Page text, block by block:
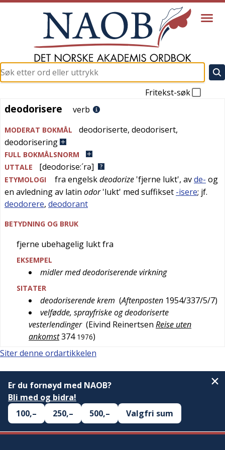
Fritekst-søk
deodorisere
deodorisere verb
MODERAT BOKMÅL deodoriserte, deodorisert,
deodorisering
FULL BOKMÅLSNORM
UTTALE
[deodorise:´rə]
ETYMOLOGI fra engelskdeodorize 'fjerne lukt', avde- og
en avledning av latin odor'lukt' med suffikset -isere; jf.
deodorere, deodorant
BETYDNING OG BRUK
fjerne ubehagelig lukt fra
EKSEMPEL
midler med deodoriserende virkning
SITATER
deodoriserende krem (Aftenposten 1954/337/5/7)
velfødde, sprayfriske og deodoriserte
vesterlendinger (Eivind Reinertsen Reise uten
ankomst374 1976)
Siter denne ordartikkelen
Er du fornøyd med NAOB?
Bli med og bidra!
100,–
250,– 500,– Valgfri sum